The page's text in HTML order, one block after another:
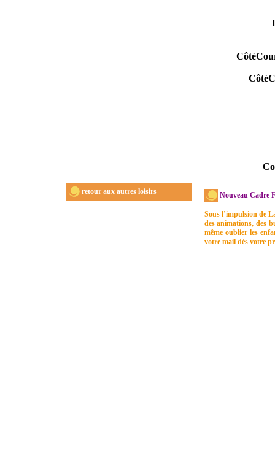
retour aux autres loisirs Nouveau Cadre
Sous l’impulsion de
des animations, des
même oublier les
votre mail dés votre